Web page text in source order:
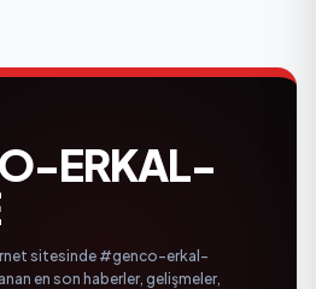
ERKAL-
sitesinde #genco-erkal-
en son haberler, gelişmeler,